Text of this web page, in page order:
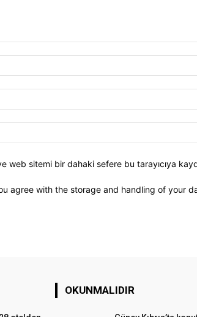
web sitemi bir dahaki sefere bu tarayıcıya
agree with the storage and handling of your
OKUNMALIDIR